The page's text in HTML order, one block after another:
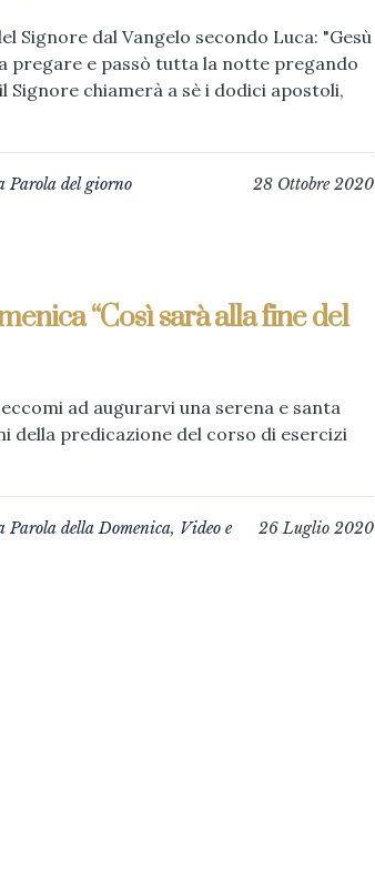
Signore dal Vangelo secondo Luca: "Gesù
pregare e passò tutta la notte pregando
Signore chiamerà a sè i dodici apostoli,
28 Ottobre 2020
Parola del giorno
“Così sarà alla fine del
ad augurarvi una serena e santa
della predicazione del corso di esercizi
26 Luglio 2020
Parola della Domenica, Video e